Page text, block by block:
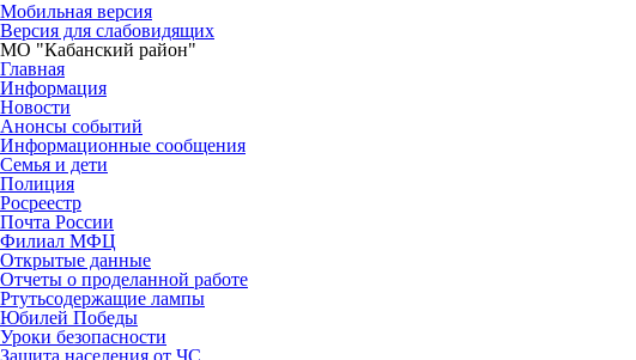
Мобильная версия
Версия для слабовидящих
МО "Кабанский район"
Главная
Информация
Новости
Анонсы событий
Информационные сообщения
Семья и дети
Полиция
Росреестр
Почта России
Филиал МФЦ
Открытые данные
Отчеты о проделанной работе
Ртутьсодержащие лампы
Юбилей Победы
Уроки безопасности
Защита населения от ЧС